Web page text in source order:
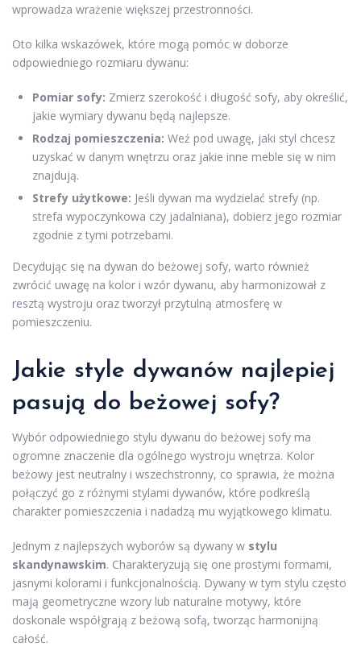
wprowadza wrażenie większej przestronności.
Oto kilka wskazówek, które mogą pomóc w doborze
odpowiedniego rozmiaru dywanu:
Pomiar sofy: Zmierz szerokość i długość sofy, aby określić,
jakie wymiary dywanu będą najlepsze.
Rodzaj pomieszczenia: Weź pod uwagę, jaki styl chcesz
uzyskać w danym wnętrzu oraz jakie inne meble się w nim
znajdują.
Strefy użytkowe: Jeśli dywan ma wydzielać strefy (np.
strefa wypoczynkowa czy jadalniana), dobierz jego rozmiar
zgodnie z tymi potrzebami.
Decydując się na dywan do beżowej sofy, warto również
zwrócić uwagę na kolor i wzór dywanu, aby harmonizował z
resztą wystroju oraz tworzył przytulną atmosferę w
pomieszczeniu.
Jakie style dywanów najlepiej
pasują do beżowej sofy?
Wybór odpowiedniego stylu dywanu do beżowej sofy ma
ogromne znaczenie dla ogólnego wystroju wnętrza. Kolor
beżowy jest neutralny i wszechstronny, co sprawia, że można
połączyć go z różnymi stylami dywanów, które podkreślą
charakter pomieszczenia i nadadzą mu wyjątkowego klimatu.
Jednym z najlepszych wyborów są dywany w stylu
skandynawskim. Charakteryzują się one prostymi formami,
jasnymi kolorami i funkcjonalnością. Dywany w tym stylu często
mają geometryczne wzory lub naturalne motywy, które
doskonale współgrają z beżową sofą, tworząc harmonijną
całość.